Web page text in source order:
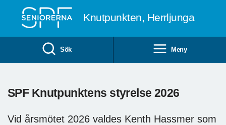
Knutpunkten, Herrljunga
Sök Meny
SPF Knutpunktens styrelse 2026
Vid årsmötet 2026 valdes Kenth Hassmer som